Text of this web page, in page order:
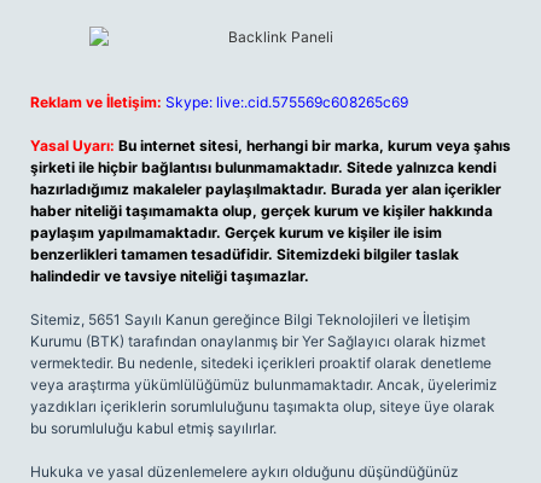
Reklam ve İletişim: Skype: live:.cid.575569c608265c69
Yasal Uyarı: Bu internet sitesi, herhangi bir marka, kurum veya şahıs
şirketi ile hiçbir bağlantısı bulunmamaktadır. Sitede yalnızca kendi
hazırladığımız makaleler paylaşılmaktadır. Burada yer alan içerikler
haber niteliği taşımamakta olup, gerçek kurum ve kişiler hakkında
paylaşım yapılmamaktadır. Gerçek kurum ve kişiler ile isim
benzerlikleri tamamen tesadüfidir. Sitemizdeki bilgiler taslak
halindedir ve tavsiye niteliği taşımazlar.
Sitemiz, 5651 Sayılı Kanun gereğince Bilgi Teknolojileri ve İletişim
Kurumu (BTK) tarafından onaylanmış bir Yer Sağlayıcı olarak hizmet
vermektedir. Bu nedenle, sitedeki içerikleri proaktif olarak denetleme
veya araştırma yükümlülüğümüz bulunmamaktadır. Ancak, üyelerimiz
yazdıkları içeriklerin sorumluluğunu taşımakta olup, siteye üye olarak
bu sorumluluğu kabul etmiş sayılırlar.
Hukuka ve yasal düzenlemelere aykırı olduğunu düşündüğünüz